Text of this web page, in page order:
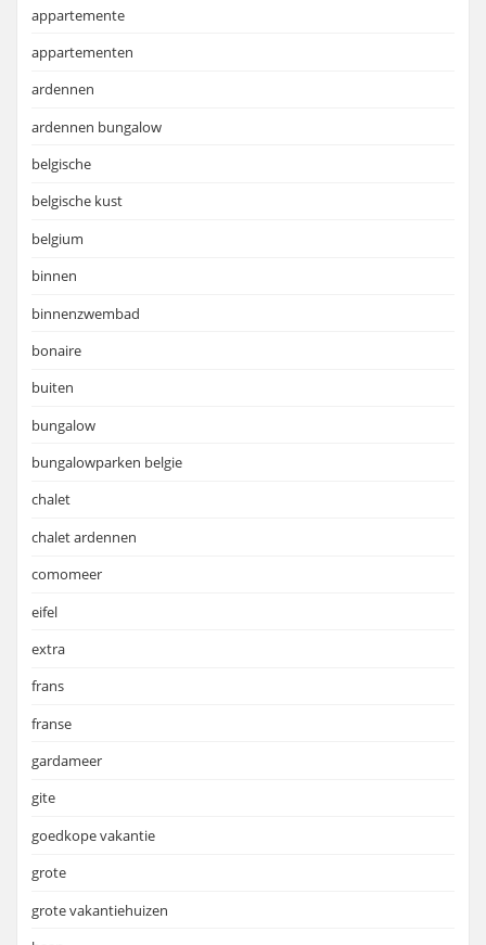
appartemente
appartementen
ardennen
ardennen bungalow
belgische
belgische kust
belgium
binnen
binnenzwembad
bonaire
buiten
bungalow
bungalowparken belgie
chalet
chalet ardennen
comomeer
eifel
extra
frans
franse
gardameer
gite
goedkope vakantie
grote
grote vakantiehuizen